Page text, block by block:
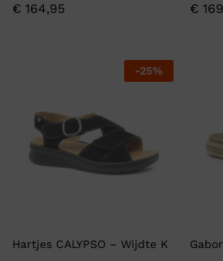
€ 164,95 €
-25%
Hartjes CALYPSO – Wijdte K